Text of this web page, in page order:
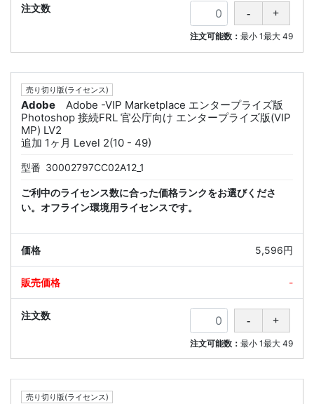
注文可能数： 最小 1最大 49
売り切り版(ライセンス)
Adobe
Adobe -VIP Marketplace エンタープライズ版
Photoshop 接続FRL 官公庁向け エンタープライズ版(VIP
MP) LV2
追加 1ヶ月 Level 2(10 - 49)
型番 30002797CC02A12_1
ご利中のライセンス数に合った価格ランクをお選びくださ
い。オフライン環境用ライセンスです。
5,596円
-
注文可能数： 最小 1最大 49
売り切り版(ライセンス)